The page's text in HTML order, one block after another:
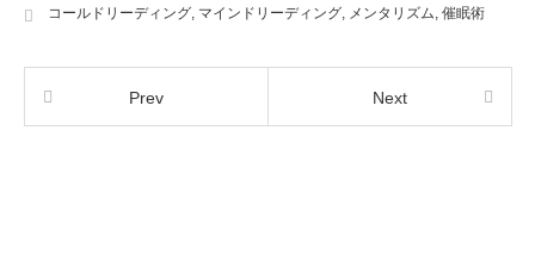
コールドリーディング マインドリーディング メンタリズム 催眠術
Prev Next